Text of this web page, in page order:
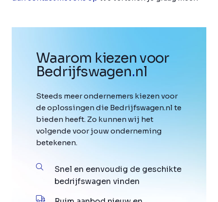
Waarom kiezen voor
Bedrijfswagen.nl
Steeds meer ondernemers kiezen voor
de oplossingen die Bedrijfswagen.nl te
bieden heeft. Zo kunnen wij het
volgende voor jouw onderneming
betekenen.
Snel en eenvoudig de geschikte
bedrijfswagen vinden